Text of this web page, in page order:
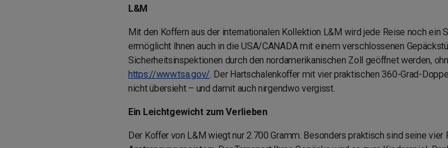
L&M
Mit den Koffern aus der internationalen Kollektion L&M wird jede Reise noch ein
ermöglicht Ihnen auch in die USA/CANADA mit einem verschlossenen
Sicherheitsinspektionen durch den nordamerikanischen Zoll geöffnet werden,
https://www.tsa.gov/. Der Hartschalenkoffer mit vier praktischen 360-Grad-
nicht übersieht – und damit auch nirgendwo vergisst.
Ein Leichtgewicht zum Verlieben
Der Koffer von L&M wiegt nur 2.700 Gramm. Besonders praktisch sind seine